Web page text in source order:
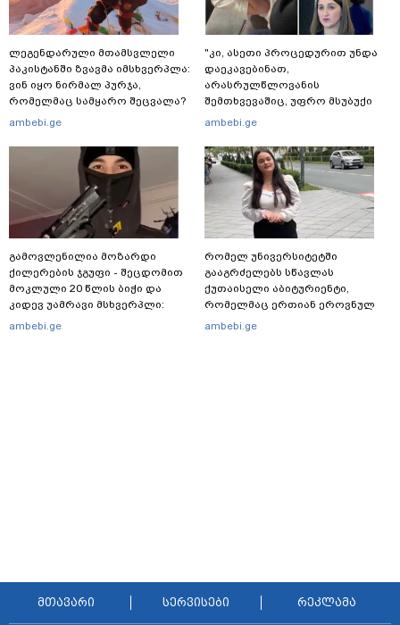
ლეგენდარული მთამსვლელი
პაკისტანში ზვავმა იმსხვერპლა:
ვინ იყო ნირმალ პურჯა,
რომელმაც სამყარო შეცვალა?
ambebi.ge
გამოვლენილია მოზარდი
ქილერების ჯგუფი - შეცდომით
მოკლული 20 წლის ბიჭი და
კიდევ უამრავი მსხვერპლი:
რომელ ქვეყნამდე მივიდა
ambebi.ge
"კი, ასეთი პროცედურით უნდა
დაეკავებინათ,
არასრულწლოვანის
შემთხვევაშიც, უფრო მსუბუქი
ვარიანტი ძნელი
რატომ აღსრულდა განჩინება
ღამე" - იურისტები
ambebi.ge
რომელ უნივერსიტეტში
გააგრძელებს სწავლას
ქუთაისელი აბიტურიენტი,
რომელმაც ერთიან ეროვნულ
გამოცდებზე, ყველა საგანში
ambebi.ge
მთავარი სერვისები რეკლამა